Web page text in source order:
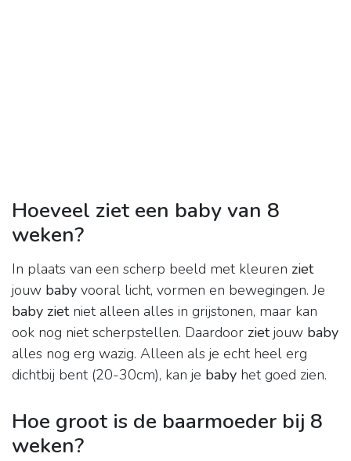
Hoeveel ziet een baby van 8
weken?
In plaats van een scherp beeld met kleuren ziet
jouw baby vooral licht, vormen en bewegingen. Je
baby zietniet alleen alles in grijstonen, maar kan
ook nog niet scherpstellen. Daardoor zietjouw baby
alles nog erg wazig. Alleen als je echt heel erg
dichtbij bent (20-30cm), kan je baby het goed zien.
Hoe groot is de baarmoeder bij 8
weken?